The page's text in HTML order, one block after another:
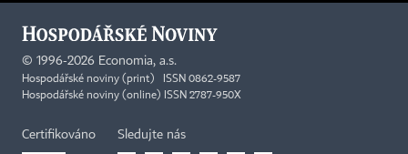
© 1996-2026 Economia, a.s.
Hospodářské noviny (print) ISSN 0862-9587
Hospodářské noviny (online) ISSN 2787-950X
Certifikováno Sledujte nás